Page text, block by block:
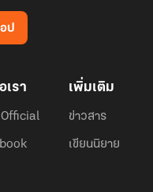
ป
เรา
Official
เพิ่มเติม
ข่าวสาร
เขียนนิยาย